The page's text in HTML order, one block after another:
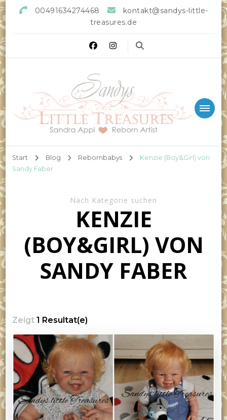
00491634274468
kontakt@sandys-little-
treasures.de
Start Blog Rebornbabys
Kenzie (Boy&Girl) von
Sandy Faber
Nach Kategorie suchen
KENZIE
(BOY&GIRL) VON
SANDY FABER
Zeigt 1 Resultat(e)